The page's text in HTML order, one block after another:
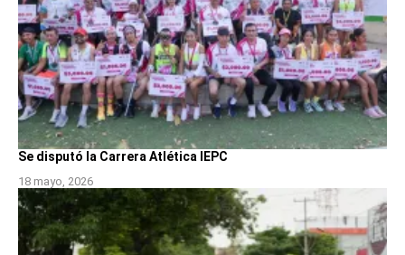
Se disputó la Carrera Atlética IEPC
18 mayo, 2026